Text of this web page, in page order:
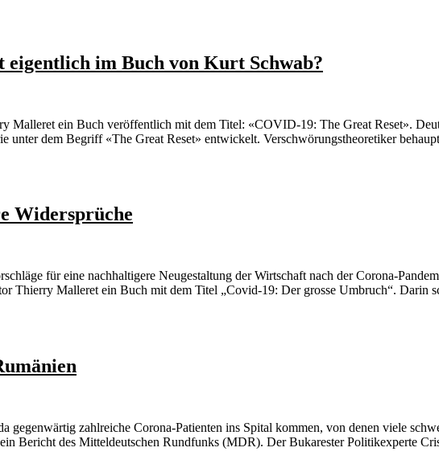
eigentlich im Buch von Kurt Schwab?
Malleret ein Buch veröffentlich mit dem Titel: «COVID-19: The Great Reset».
dem Begriff «The Great Reset» entwickelt. Verschwörungstheoretiker
Widersprüche
für eine nachhaltigere Neugestaltung der Wirtschaft nach der Corona-
Thierry Malleret ein Buch mit dem Titel „Covid-19: Der grosse Umbruch“. Darin
gegenwärtig zahlreiche Corona-Patienten ins Spital kommen, von denen viele
Bericht des Mitteldeutschen Rundfunks (MDR). Der Bukarester Politikexperte